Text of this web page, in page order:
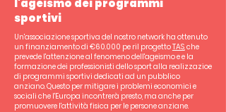
l'ageismo dei programmi
sportivi
Un'associazione sportiva del nostro network ha ottenuto
un finanziamento di €60.000 pe ril progettoTAS, che
prevede l'attenzione al fenomeno dell'ageismo e e la
formazione dei professionisti dello sport alla realizzazioe
di programmi sportivi dedicati ad un pubblico
anziano. Questo per mitigare i problemi economici e
sociali che l'Europa incontrerà presto, ma anche per
promuovere l'attività fisica per le persone anziane.